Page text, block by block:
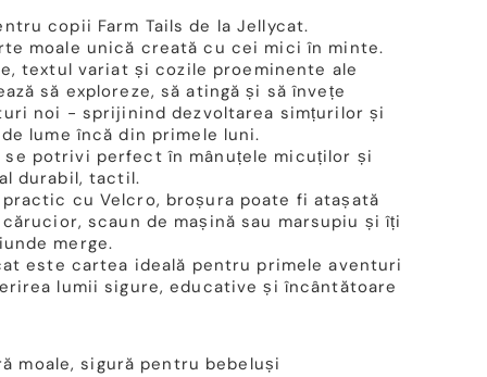
copii Farm Tails de la Jellycat.
moale unică creată cu cei mici în minte.
textul variat și cozile proeminente ale
să exploreze, să atingă și să învețe
noi - sprijinind dezvoltarea simțurilor și
lume încă din primele luni.
potrivi perfect în mânuțele micuților și
durabil, tactil.
cu Velcro, broșura poate fi atașată
scaun de mașină sau marsupiu și îți
merge.
este cartea ideală pentru primele aventuri
lumii sigure, educative și încântătoare
moale, sigură pentru bebeluși